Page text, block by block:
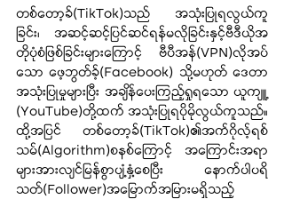
တစ်တော့ခ်(TikTok)သည် အသုံးပြုရလွယ်ကူ
ခြင်း၊ အဆင့်ဆင့်ပြင်ဆင်ရန်မလိုခြင်းနှင့်ဗီဒီယိုအ
တိုပုံစံဖြစ်ခြင်းများကြောင့် ဗီပီအန်(VPN)လိုအပ်
သော ဖေ့ဘွတ်ခ့်(Facebook) သို့မဟုတ် ဒေတာ
အသုံးပြုမှုများပြီး အချိန်ပေးကြည့်ရှုရသော ယူကျူ့
(YouTube)တို့ထက် အသုံးပြုရပိုမိုလွယ်ကူသည်။
ထို့အပြင် တစ်တော့ခ်(TikTok)၏အက်ဂိုလ့်ရစ်
သမ်(Algorithm)စနစ်ကြောင့် အကြောင်းအရာ
များအားလျင်မြန်စွာပျံ့နှံ့စေပြီး နောက်ပါပရိ
သတ်(Follower)အမြောက်အမြားမရှိသည့်